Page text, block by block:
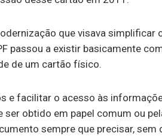
que visava simplificar
passou a existir basicamente
de um cartão físico.
e facilitar o acesso às
ser obtido em papel comum ou
sempre que precisar, sem